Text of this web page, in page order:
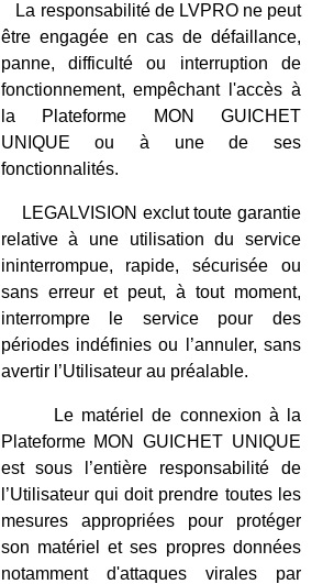
La responsabilité de LVPRO ne peut
être engagée en cas de défaillance,
panne, difficulté ou interruption de
fonctionnement, empêchant l'accès à
la Plateforme MON GUICHET
UNIQUE ou à une de ses
fonctionnalités.
LEGALVISION exclut toute garantie
relative à une utilisation du service
ininterrompue, rapide, sécurisée ou
sans erreur et peut, à tout moment,
interrompre le service pour des
périodes indéfinies ou l’annuler, sans
avertir l’Utilisateur au préalable.
Le matériel de connexion à la
Plateforme MON GUICHET UNIQUE
est sous l’entière responsabilité de
l’Utilisateur qui doit prendre toutes les
mesures appropriées pour protéger
son matériel et ses propres données
notamment d'attaques virales par